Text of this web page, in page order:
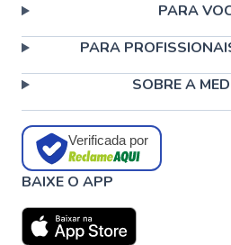
PARA
PARA
SOBRE A
Verificada por
BAIXE O APP